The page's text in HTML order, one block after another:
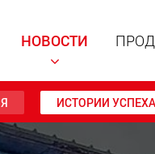
НОВОСТИ
ИСТОРИИ УСПЕХА